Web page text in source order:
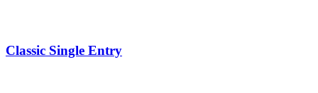
Classic Single Entry